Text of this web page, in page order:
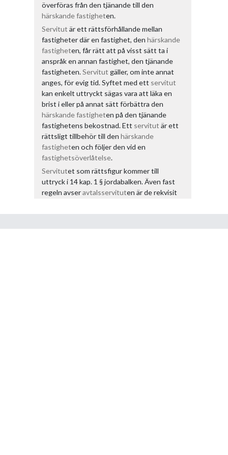
överföras från den tjänande till den
härskande fastigheten.
Servitut är ett rättsförhållande mellan
fastigheter där en fastighet, denhärskande
fastigheten, får rätt att på visst sätt ta i
anspråk en annan fastighet, den tjänande
fastigheten.Servitut gäller, om inte annat
anges, för evig tid. Syftet med ett servitut
kan enkelt uttryckt sägas vara att läka en
brist i eller på annat sätt förbättra den
härskande fastigheten på den tjänande
fastighetens bekostnad. Ett servitut är ett
rättsligt tillbehör till denhärskande
fastigheten och följer den vid en
fastighetsöverlåtelse.
Servitutet som rättsfigur kommer till
uttryck i 14 kap. 1 § jordabalken. Även fast
regeln avseravtalsservituten är de rekvisit
BEHÖVER DU MER KUNSKAP INOM